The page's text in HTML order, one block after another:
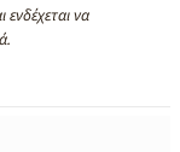
ενδέχεται να